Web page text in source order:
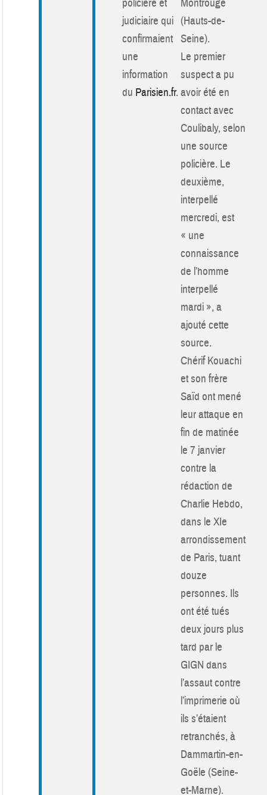
policière et
judiciaire qui
confirmaient
une
information
du Parisien.fr.
Montrouge
(Hauts-de-
Seine).
Le premier
suspect a pu
avoir été en
contact avec
Coulibaly, selon
une source
policière. Le
deuxième,
interpellé
mercredi, est
« une
connaissance
de l’homme
interpellé
mardi », a
ajouté cette
source.
Chérif Kouachi
et son frère
Saïd ont mené
leur attaque en
fin de matinée
le 7 janvier
contre la
rédaction de
Charlie Hebdo,
dans le XIe
arrondissement
de Paris, tuant
douze
personnes. Ils
ont été tués
deux jours plus
tard par le
GIGN dans
l’assaut contre
l’imprimerie où
ils s’étaient
retranchés, à
Dammartin-en-
Goële (Seine-
et-Marne).